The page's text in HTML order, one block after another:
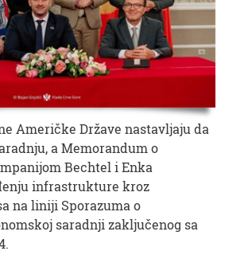
Američke Države nastavljaju da
a Memorandum o
Bechtel i Enka
infrastrukture kroz
na liniji Sporazuma o
saradnji zaključenog sa